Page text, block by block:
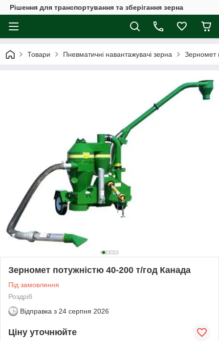
Рішення для транспортування та зберігання зерна
Товари Пневматичні навантажувачі зерна Зерномет
Зерномет потужністю 40-200 т/год Канада
Під замовлення
Роздріб
Відправка з 24 серпня 2026
Ціну уточнюйте